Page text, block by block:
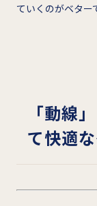
ていくのがベター
「動線
て快適